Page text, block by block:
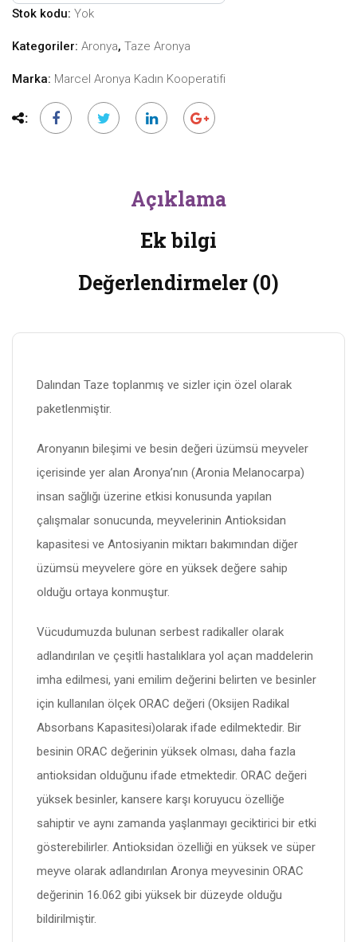
adet
Stok kodu: Yok
Kategoriler: Aronya, Taze Aronya
Marka: Marcel Aronya Kadın Kooperatifi
Açıklama
Ek bilgi
Değerlendirmeler (0)
Dalından Taze toplanmış ve sizler için özel olarak
paketlenmiştir.
Aronyanın bileşimi ve besin değeri üzümsü meyveler
içerisinde yer alan Aronya’nın (Aronia Melanocarpa)
insan sağlığı üzerine etkisi konusunda yapılan
çalışmalar sonucunda, meyvelerinin Antioksidan
kapasitesi ve Antosiyanin miktarı bakımından diğer
üzümsü meyvelere göre en yüksek değere sahip
olduğu ortaya konmuştur.
Vücudumuzda bulunan serbest radikaller olarak
adlandırılan ve çeşitli hastalıklara yol açan maddelerin
imha edilmesi, yani emilim değerini belirten ve besinler
için kullanılan ölçek ORAC değeri (Oksijen Radikal
Absorbans Kapasitesi)olarak ifade edilmektedir. Bir
besinin ORAC değerinin yüksek olması, daha fazla
antioksidan olduğunu ifade etmektedir. ORAC değeri
yüksek besinler, kansere karşı koruyucu özelliğe
sahiptir ve aynı zamanda yaşlanmayı geciktirici bir etki
gösterebilirler. Antioksidan özelliği en yüksek ve süper
meyve olarak adlandırılan Aronya meyvesinin ORAC
değerinin 16.062 gibi yüksek bir düzeyde olduğu
bildirilmiştir.